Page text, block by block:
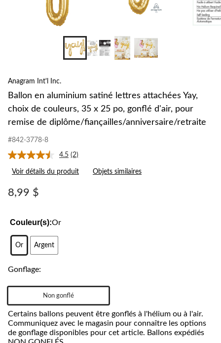
Anagram Int'l Inc.
Ballon en aluminium satiné lettres attachées Yay,
choix de couleurs, 35 x 25 po, gonflé d'air, pour
remise de diplôme/fiançailles/anniversaire/retraite
#842-3778-8
4.5 Lire
les
2
(2)
Voir détails du produit Objets similaires
8,99 $
Couleur(s):Or
Or Argent
Gonflage:
Non gonflé
Certains ballons peuvent être gonflés à l'hélium ou à l'air.
Communiquez avec le magasin pour connaître les options
de gonflage disponibles pour cet article. Ballons expédiés